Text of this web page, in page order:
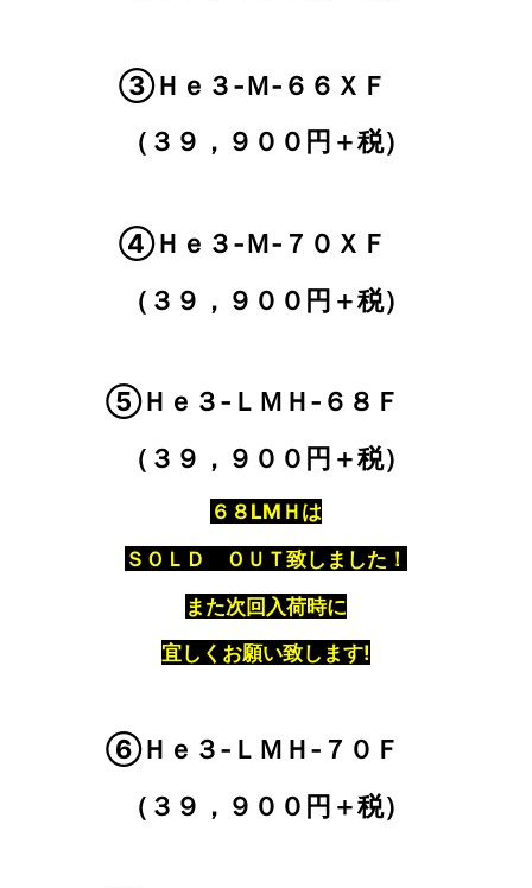
③Ｈｅ３‐Ｍ‐６６ＸＦ
（３９，９００円＋税）
④Ｈｅ３‐Ｍ‐７０ＸＦ
（３９，９００円＋税）
⑤Ｈｅ３‐ＬＭＨ‐６８Ｆ
（３９，９００円＋税）
６８LMＨは
ＳＯＬＤ ＯＵＴ致しました！
また次回入荷時に
宜しくお願い致します!
⑥Ｈｅ３‐ＬＭＨ‐７０Ｆ
（３９，９００円＋税）